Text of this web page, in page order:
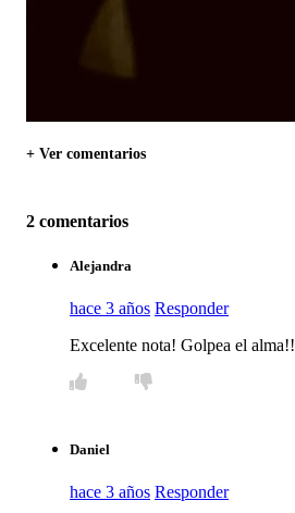
+ Ver comentarios
2 comentarios
Alejandra
hace 3 años Responder
Excelente nota! Golpea el alma!!
Daniel
hace 3 años Responder